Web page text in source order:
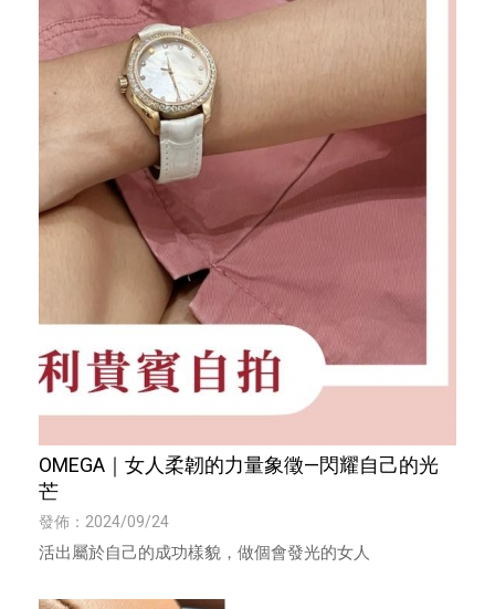
OMEGA｜女人柔韌的力量象徵—閃耀自己的光
芒
發佈：2024/09/24
活出屬於自己的成功樣貌，做個會發光的女人